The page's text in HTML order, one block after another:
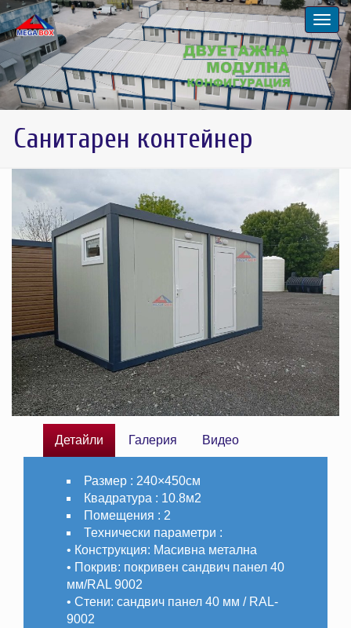
Санитарен контейнер
Детайли Галерия Видео
Размер : 240×450см
Квадратура : 10.8м2
Помещения : 2
Технически параметри :
• Конструкция: Масивна метална
• Покрив: покривен сандвич панел 40
мм/RAL 9002
• Стени: сандвич панел 40 мм / RAL-
9002